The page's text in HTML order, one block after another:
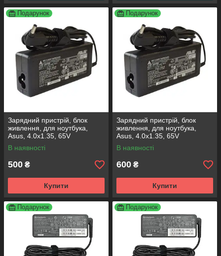
Подарунок
Зарядний пристрій, блок
живлення, для ноутбука,
Asus, 4.0x1.35, 65V
В наявності
500 ₴
Купити
Подарунок
Зарядний пристрій, блок
живлення, для ноутбука,
Asus, 4.0x1.35, 65V
В наявності
600 ₴
Купити
Подарунок Подарунок